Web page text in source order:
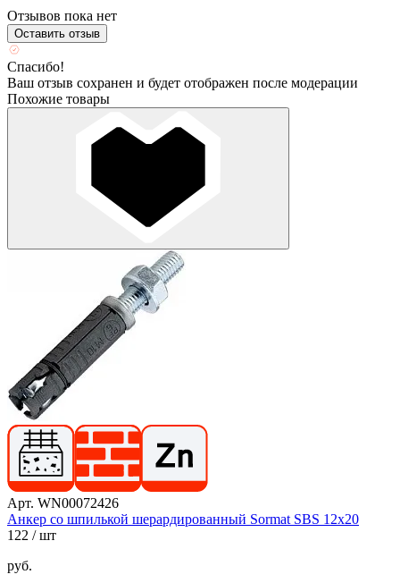
Отзывов пока нет
Оставить отзыв
Спасибо!
Ваш отзыв сохранен и будет отображен после модерации
Похожие товары
Арт. WN00072426
Анкер со шпилькой шерардированный Sormat SBS 12х20
122 / шт
руб.